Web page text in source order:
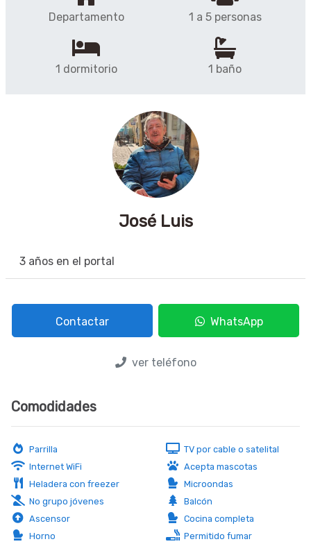
Departamento 1 a 5 personas
1 dormitorio 1 baño
José Luis
3 años en el portal
Contactar WhatsApp
ver teléfono
Comodidades
Parrilla
TV por cable o satelital
Internet WiFi
Acepta mascotas
(consultar)
Heladera con freezer
Microondas
No grupo jóvenes
Balcón
Ascensor
Cocina completa
Horno
Permitido fumar